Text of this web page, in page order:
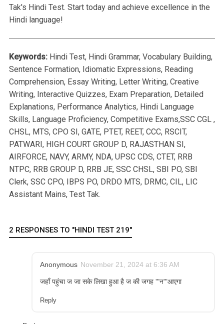
Tak's Hindi Test. Start today and achieve excellence in the
Hindi language!
Keywords: Hindi Test, Hindi Grammar, Vocabulary Building,
Sentence Formation, Idiomatic Expressions, Reading
Comprehension, Essay Writing, Letter Writing, Creative
Writing, Interactive Quizzes, Exam Preparation, Detailed
Explanations, Performance Analytics, Hindi Language
Skills, Language Proficiency, Competitive Exams,SSC CGL ,
CHSL, MTS, CPO SI, GATE, PTET, REET, CCC, RSCIT,
PATWARI, HIGH COURT GROUP D, RAJASTHAN SI,
AIRFORCE, NAVY, ARMY, NDA, UPSC CDS, CTET, RRB
NTPC, RRB GROUP D, RRB JE, SSC CHSL, SBI PO, SBI
Clerk, SSC CPO, IBPS PO, DRDO MTS, DRMC, CIL, LIC
Assistant Mains, Test Tak.
2 RESPONSES TO "HINDI TEST 219"
Anonymous November 21, 2024 at 6:36 AM
जहाँ पहुंचा ज जा सके लिखा हुआ है ज की जगह '"न'"आएगा
Reply